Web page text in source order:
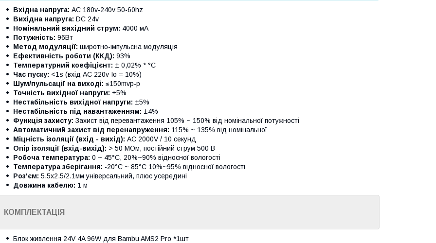
Вхідна напруга: AC 180v-240v 50-60hz
Вихідна напруга: DC 24v
Номінальний вихідний струм: 4000 мА
Потужність: 96Вт
Метод модуляції: широтно-імпульсна модуляція
Ефективність роботи (ККД): 93%
Температурний коефіцієнт: ± 0,02% * °C
Час пуску: <1s (вхід AC 220v Io = 10%)
Шум/пульсації на виході: ≤150mvp-p
Точність вихідної напруги: ±5%
Нестабільність вихідної напруги: ±5%
Нестабільність під навантаженням: ±4%
Функція захисту: Захист від перевантаження 105% ~ 150% від номінальної потужності
Автоматичний захист від перенапруження: 115% ~ 135% від номінальної
Міцність ізоляції (вхід - вихід): AC 2000V / 10 секунд
Опір ізоляції (вхід-вихід): > 50 МОм, постійний струм 500 В
Робоча температура: 0 ~ 45°C, 20%~90% відносної вологості
Температура зберігання: -20°C ~ 85°C 10%~95% відносної вологості
Роз'єм: 5.5х2.5/2.1мм універсальний, плюс усередині
Довжина кабелю: 1 м
КОМПЛЕКТАЦІЯ
Блок живлення 24V 4A 96W для Bambu AMS2 Pro *1шт